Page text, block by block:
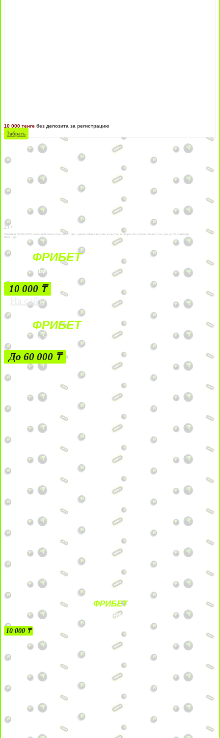
10 000 тенге без депозита за регистрацию
Забрать
21+
Лицензии №24514359, выданной комитетом индустрии туризма Министерства культуры и спорта Республики Казахстан срок до 27 сентября
2034 года.
ФРИБЕТ
БЕЗ УСЛОВИЙ
10 000 ₸
На сайт
ФРИБЕТ
ЗА ДЕПОЗИТЫ
До 60 000 ₸
ФРИБЕТ
БЕЗ УСЛОВИЙ
10 000 ₸